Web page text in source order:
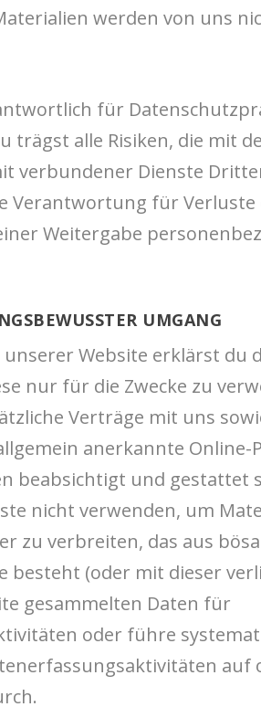
werden von uns
für
trägst alle Risiken, die mit
verbundener Dienste
Verantwortung für Verluste
Weitergabe
UMGANG
unserer Website erklärst du
nur für die Zwecke zu
Verträge mit uns
anerkannte Online-
beabsichtigt und gestattet
nicht verwenden, um
zu verbreiten, das aus
besteht (oder mit dieser
gesammelten Daten für
oder führe
auf